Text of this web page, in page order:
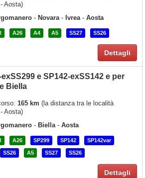
Aosta)
- Novara- Ivrea- Aosta
A26 A4 A5 SS27 SS26
Dettagli
e SP142-exSS142 e per
Biella
165 km (la distanza tra le località
Aosta)
- Biella- Aosta
A26 SP299 SP142 SP142var
SS26 A5 SS27 SS26
Dettagli